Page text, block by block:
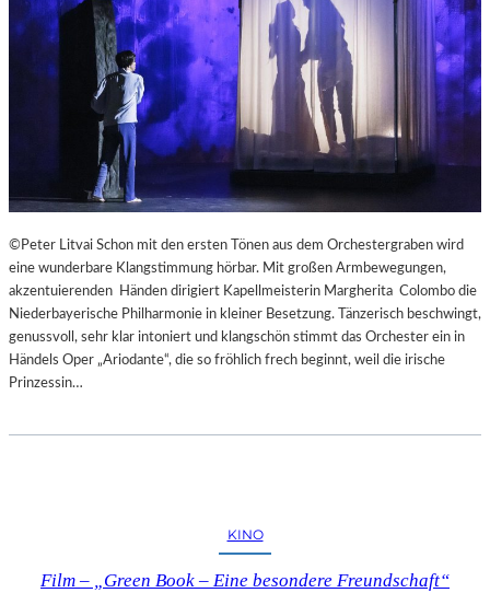
R
I
G
I
E
R
N
“
–
E
W
H
©Peter Litvai Schon mit den ersten Tönen aus dem Orchestergraben wird
eine wunderbare Klangstimmung hörbar. Mit großen Armbewegungen,
akzentuierenden Händen dirigiert Kapellmeisterin Margherita Colombo die
Niederbayerische Philharmonie in kleiner Besetzung. Tänzerisch beschwingt,
genussvoll, sehr klar intoniert und klangschön stimmt das Orchester ein in
Händels Oper „Ariodante“, die so fröhlich frech beginnt, weil die irische
Prinzessin…
KINO
Film – „Green Book – Eine besondere Freundschaft“